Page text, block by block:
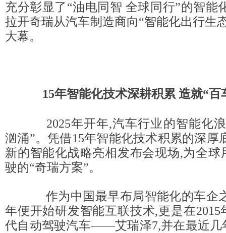
充分彰显了“油电同智 全球同行”的智能
拉开奇瑞从汽车制造商向“智能化出行生
大幕。
15年智能化技术深耕积累 造就“百
2025年开年,汽车行业的智能化浪
汹涌”。凭借15年智能化技术积累的深厚
新的智能化战略亮相发布会现场,为全球
驶的“奇瑞方案”。
作为中国最早布局智能化的车企
年便开始研发智能互联技术,更是在2015
代自动驾驶汽车——艾瑞泽7,并在最近几